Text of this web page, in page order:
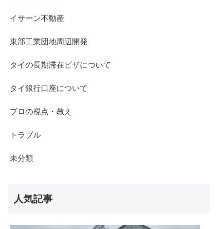
イサーン不動産
東部工業団地周辺開発
タイの長期滞在ビザについて
タイ銀行口座について
プロの視点・教え
トラブル
未分類
人気記事